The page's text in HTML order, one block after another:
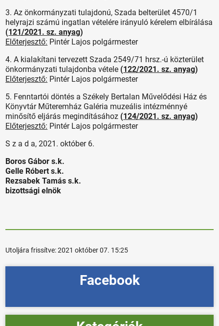
3. Az önkormányzati tulajdonú, Szada belterület 4570/1
helyrajzi számú ingatlan vételére irányuló kérelem elbírálása
(121/2021. sz. anyag)
Előterjesztő: Pintér Lajos polgármester
4. A kialakítani tervezett Szada 2549/71 hrsz.-ú közterület
önkormányzati tulajdonba vétele (122/2021. sz. anyag)
Előterjesztő: Pintér Lajos polgármester
5. Fenntartói döntés a Székely Bertalan Művelődési Ház és
Könyvtár Műteremház Galéria muzeális intézménnyé
minősítő eljárás megindításához (124/2021. sz. anyag)
Előterjesztő: Pintér Lajos polgármester
S z a d a, 2021. október 6.
Boros Gábor s.k.
Gelle Róbert s.k.
Rezsabek Tamás s.k.
bizottsági elnök
Utoljára frissítve:2021 október 07. 15:25
Facebook